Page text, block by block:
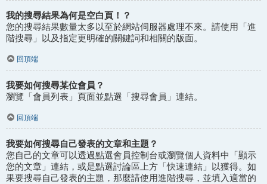
我的搜尋結果為何是空白頁！？
您的搜尋結果數量太多以至於網站伺服器處理不來。請使用「進
階搜尋」以及指定更明確的關鍵詞和相關的版面。
回頂端
我要如何搜尋某位會員？
瀏覽「會員列表」頁面並點選「搜尋會員」連結。
回頂端
我要如何搜尋自己發表的文章和主題？
您自己的文章可以透過點選會員控制台或瀏覽個人資料中「顯示
您的文章」連結，或是點選討論區上方「快速連結」以獲得。如
果要搜尋自己發表的主題，那麼請使用進階搜尋，並填入適當的